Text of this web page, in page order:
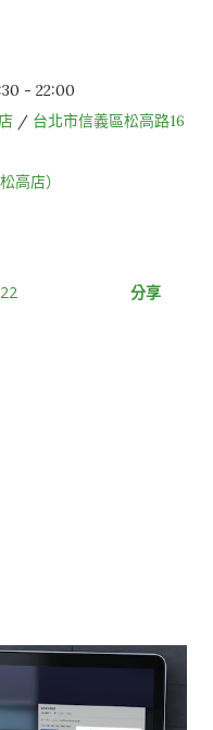
- 22:00
/ 台北市信義區松高路16
高店）
分享